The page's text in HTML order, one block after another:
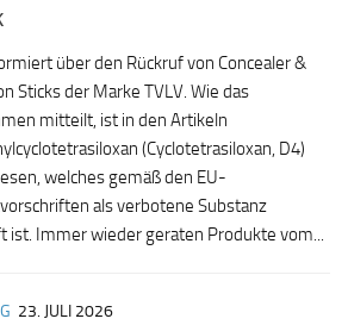
über den Rückruf von Concealer &
Sticks der Marke TVLV. Wie das
mitteilt, ist in den Artikeln
(Cyclotetrasiloxan, D4)
welches gemäß den EU-
als verbotene Substanz
ist. Immer wieder geraten Produkte vom...
23. JULI 2026